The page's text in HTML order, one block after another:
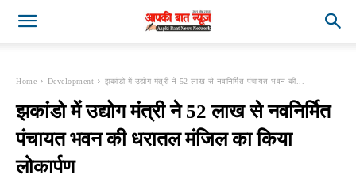
Home Development झकांडो में उद्योग मंत्री ने 52 लाख से नवनिर्मित पंचायत भवन की...
झकांडो में उद्योग मंत्री ने 52 लाख से नवनिर्मित
पंचायत भवन की धरातल मंजिल का किया
लोकार्पण